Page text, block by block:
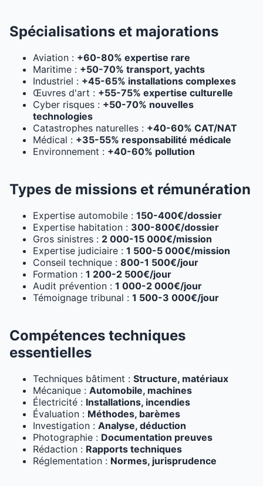
Spécialisations et majorations
Aviation : +60-80% expertise rare
Maritime : +50-70% transport, yachts
Industriel : +45-65% installations complexes
Œuvres d'art : +55-75% expertise culturelle
Cyber risques : +50-70% nouvelles
technologies
Catastrophes naturelles : +40-60% CAT/NAT
Médical : +35-55% responsabilité médicale
Environnement : +40-60% pollution
Types de missions et rémunération
Expertise automobile : 150-400€/dossier
Expertise habitation : 300-800€/dossier
Gros sinistres : 2 000-15 000€/mission
Expertise judiciaire : 1 500-5 000€/mission
Conseil technique : 800-1 500€/jour
Formation : 1 200-2 500€/jour
Audit prévention : 1 000-2 000€/jour
Témoignage tribunal : 1 500-3 000€/jour
Compétences techniques
essentielles
Techniques bâtiment : Structure, matériaux
Mécanique : Automobile, machines
Électricité : Installations, incendies
Évaluation : Méthodes, barèmes
Investigation : Analyse, déduction
Photographie : Documentation preuves
Rédaction : Rapports techniques
Réglementation : Normes, jurisprudence